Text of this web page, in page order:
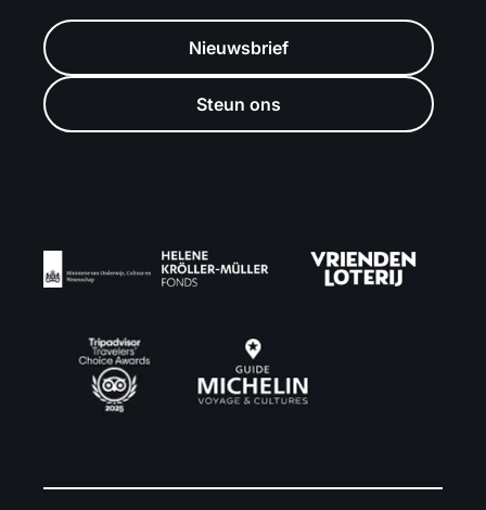
Nieuwsbrief
Steun ons